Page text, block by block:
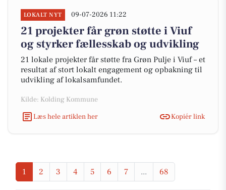
LOKALT NYT 09-07-2026 11:22
21 projekter får grøn støtte i Viuf
og styrker fællesskab og udvikling
21 lokale projekter får støtte fra Grøn Pulje i Viuf – et
resultat af stort lokalt engagement og opbakning til
udvikling af lokalsamfundet.
Kilde: Kolding Kommune
Læs hele artiklen her
Kopiér link
1 2 3 4 5 6 7 ... 68